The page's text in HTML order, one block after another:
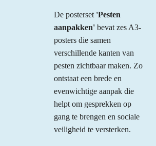
De posterset 'Pesten
aanpakken' bevat zes A3-
posters die samen
verschillende kanten van
pesten zichtbaar maken. Zo
ontstaat een brede en
evenwichtige aanpak die
helpt om gesprekken op
gang te brengen en sociale
veiligheid te versterken.